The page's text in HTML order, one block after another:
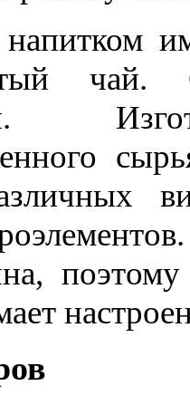
чай.